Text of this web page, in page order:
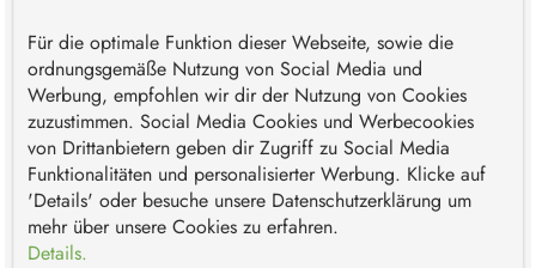
IN DEN WARENKORB
Zum Merkzettel hinzufügen
Bestelle für +59,00 €und Du erhältst Deine Bestellung
versandkostenfrei*
Für die optimale Funktion dieser Webseite, sowie die
ordnungsgemäße Nutzung von Social Media und
Werbung, empfohlen wir dir der Nutzung von Cookies
zuzustimmen. Social Media Cookies und Werbecookies
von Drittanbietern geben dir Zugriff zu Social Media
Funktionalitäten und personalisierter Werbung. Klicke auf
'Details' oder besuche unsere Datenschutzerklärung um
mehr über unsere Cookies zu erfahren.
Details.